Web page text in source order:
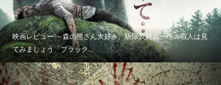
映画レビュー ～森の熊さん大好き、駆除反対ムーヴの暇人は見
てみましょう「ブラック...